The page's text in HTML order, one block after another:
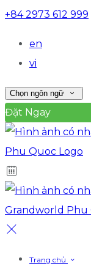
+84 2973 612 999
en
vi
Chọn ngôn ngữ
Đặt Ngay
Trang chủ